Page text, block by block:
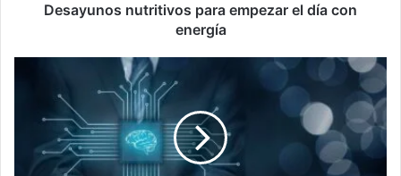
Desayunos nutritivos para empezar el día con
energía
Inteligencia
Artificial